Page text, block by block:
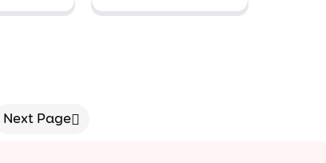
Blueberry,
Next Page